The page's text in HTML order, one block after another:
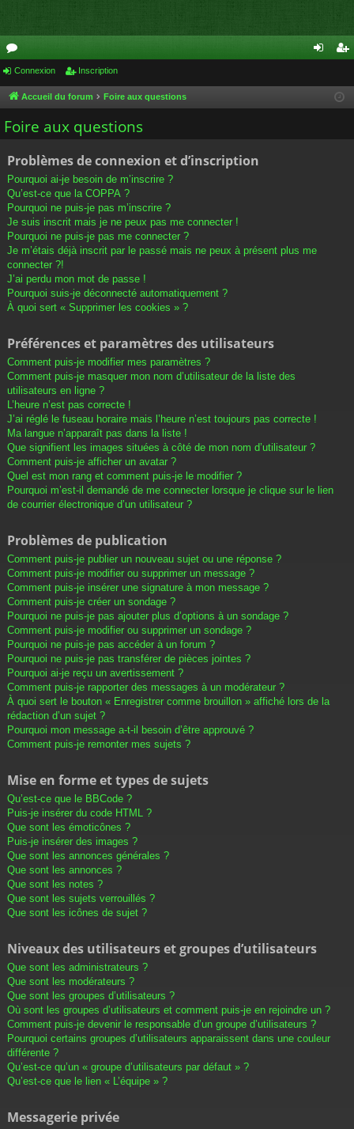
or
u
m
cri
Connexion Inscription
Accueil du forum Foire aux questions
Foire aux questions
Problèmes de connexion et d’inscription
Pourquoi ai-je besoin de m’inscrire ?
Qu’est-ce que la COPPA ?
Pourquoi ne puis-je pas m’inscrire ?
Je suis inscrit mais je ne peux pas me connecter !
Pourquoi ne puis-je pas me connecter ?
Je m’étais déjà inscrit par le passé mais ne peux à présent plus me
connecter ?!
J’ai perdu mon mot de passe !
Pourquoi suis-je déconnecté automatiquement ?
À quoi sert « Supprimer les cookies » ?
Préférences et paramètres des utilisateurs
Comment puis-je modifier mes paramètres ?
Comment puis-je masquer mon nom d’utilisateur de la liste des
utilisateurs en ligne ?
L’heure n’est pas correcte !
J’ai réglé le fuseau horaire mais l’heure n’est toujours pas correcte !
Ma langue n’apparaît pas dans la liste !
Que signifient les images situées à côté de mon nom d’utilisateur ?
Comment puis-je afficher un avatar ?
Quel est mon rang et comment puis-je le modifier ?
Pourquoi m’est-il demandé de me connecter lorsque je clique sur le lien
de courrier électronique d’un utilisateur ?
Problèmes de publication
Comment puis-je publier un nouveau sujet ou une réponse ?
Comment puis-je modifier ou supprimer un message ?
Comment puis-je insérer une signature à mon message ?
Comment puis-je créer un sondage ?
Pourquoi ne puis-je pas ajouter plus d’options à un sondage ?
Comment puis-je modifier ou supprimer un sondage ?
Pourquoi ne puis-je pas accéder à un forum ?
Pourquoi ne puis-je pas transférer de pièces jointes ?
Pourquoi ai-je reçu un avertissement ?
Comment puis-je rapporter des messages à un modérateur ?
À quoi sert le bouton « Enregistrer comme brouillon » affiché lors de la
rédaction d’un sujet ?
Pourquoi mon message a-t-il besoin d’être approuvé ?
Comment puis-je remonter mes sujets ?
Mise en forme et types de sujets
Qu’est-ce que le BBCode ?
Puis-je insérer du code HTML ?
Que sont les émoticônes ?
Puis-je insérer des images ?
Que sont les annonces générales ?
Que sont les annonces ?
Que sont les notes ?
Que sont les sujets verrouillés ?
Que sont les icônes de sujet ?
Niveaux des utilisateurs et groupes d’utilisateurs
Que sont les administrateurs ?
Que sont les modérateurs ?
Que sont les groupes d’utilisateurs ?
Où sont les groupes d’utilisateurs et comment puis-je en rejoindre un ?
Comment puis-je devenir le responsable d’un groupe d’utilisateurs ?
Pourquoi certains groupes d’utilisateurs apparaissent dans une couleur
différente ?
Qu’est-ce qu’un « groupe d’utilisateurs par défaut » ?
Qu’est-ce que le lien « L’équipe » ?
Messagerie privée